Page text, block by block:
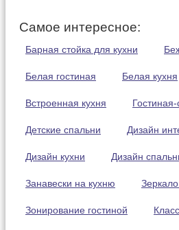
Самое интересное:
Барная стойка для кухни
Белая гостиная Белая кухня
Встроенная кухня
Детские спальни Дизайн
Дизайн кухни Дизайн
Занавески на кухню
Зонирование гостиной